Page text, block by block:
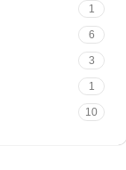
1
6
3
1
10